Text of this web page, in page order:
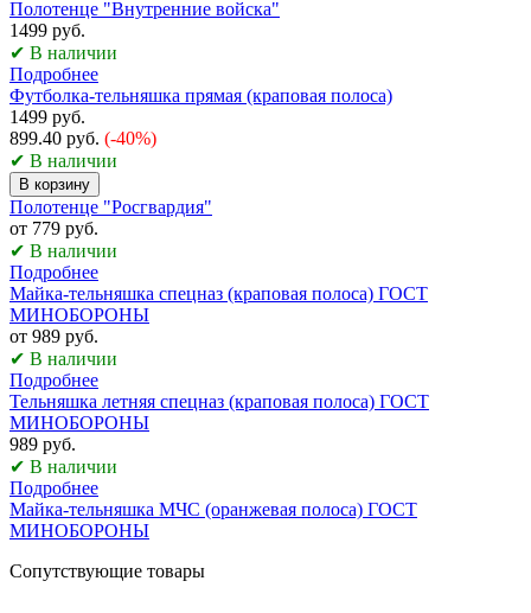
Полотенце "Внутренние войска"
1499 руб.
✔ В наличии
Подробнее
Футболка-тельняшка прямая (краповая полоса)
1499 руб.
899.40 руб. (-40%)
✔ В наличии
В корзину
Полотенце "Росгвардия"
от 779 руб.
✔ В наличии
Подробнее
Майка-тельняшка спецназ (краповая полоса) ГОСТ
МИНОБОРОНЫ
от 989 руб.
✔ В наличии
Подробнее
Тельняшка летняя спецназ (краповая полоса) ГОСТ
МИНОБОРОНЫ
989 руб.
✔ В наличии
Подробнее
Майка-тельняшка МЧС (оранжевая полоса) ГОСТ
МИНОБОРОНЫ
Сопутствующие товары